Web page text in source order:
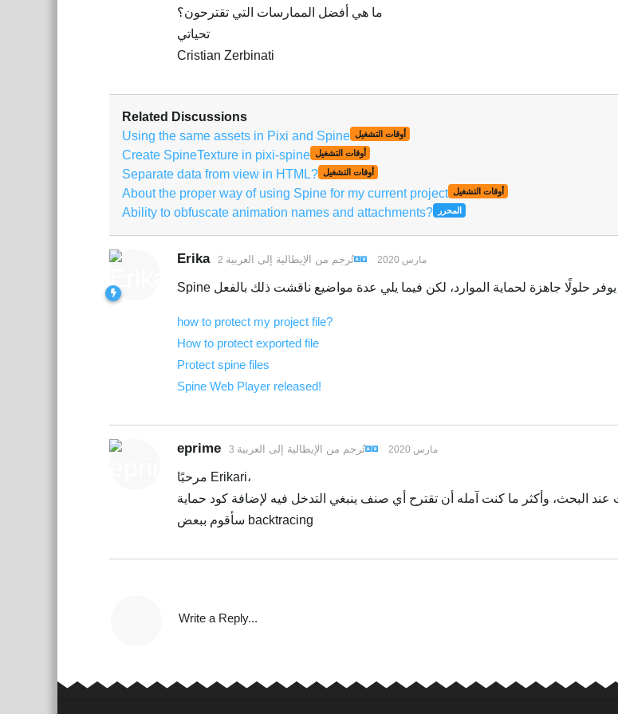
ما هي أفضل الممارسات التي تقترحون؟
تحياتي
Cristian Zerbinati
Related Discussions
Using the same assets in Pixi and Spine أوقات التشغيل
Create SpineTexture in pixi-spine أوقات التشغيل
Separate data from view in HTML? أوقات التشغيل
About the proper way of using Spine for my current project أوقات التشغيل
Ability to obfuscate animation names and attachments? المحرر
Erika 2 مارس 2020 تُرجم من الإيطالية إلى العربية
how to protect my project file?
How to protect exported file
Protect spine files
Spine Web Player released!
eprime 3 مارس 2020 تُرجم من الإيطالية إلى العربية
مرحبًا Erikari،
سأقوم ببعض backtracing
Write a Reply...